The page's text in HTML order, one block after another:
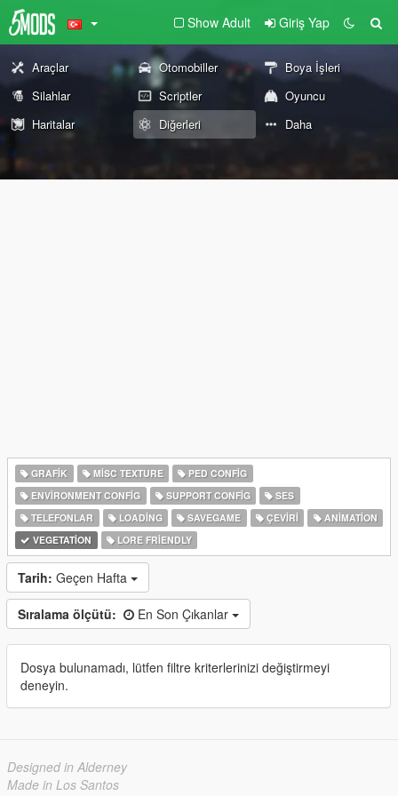
Show Adult Giriş Yap
Araçlar Otomobiller
Boya İşleri
Silahlar
Scriptler
Oyuncu
Haritalar
Diğerleri Daha
GRAFIK MISC TEXTURE
PED CONFIG
ENVIRONMENT CONFIG
SUPPORT CONFIG
SES
TELEFONLAR
LOADING SAVEGAME ÇEVIRI
ANIMATION
VEGETATION
LORE FRIENDLY
Tarih: Geçen Hafta
Sıralama ölçütü: En Son Çıkanlar
Dosya bulunamadı, lütfen filtre kriterlerinizi değiştirmeyi
deneyin.
Designed in Alderney
Made in Los Santos